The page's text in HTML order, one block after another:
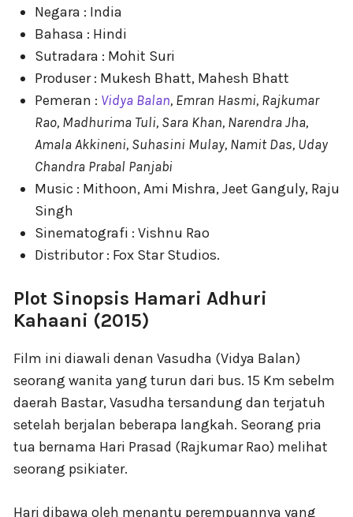
Negara : India
Bahasa : Hindi
Sutradara : Mohit Suri
Produser : Mukesh Bhatt, Mahesh Bhatt
Pemeran : Vidya Balan, Emran Hasmi, Rajkumar
Rao, Madhurima Tuli, Sara Khan, Narendra Jha,
Amala Akkineni, Suhasini Mulay, Namit Das, Uday
Chandra Prabal Panjabi
Music : Mithoon, Ami Mishra, Jeet Ganguly, Raju
Singh
Sinematografi : Vishnu Rao
Distributor : Fox Star Studios.
Plot Sinopsis Hamari Adhuri
Kahaani (2015)
Film ini diawali denan Vasudha (Vidya Balan)
seorang wanita yang turun dari bus. 15 Km sebelm
daerah Bastar, Vasudha tersandung dan terjatuh
setelah berjalan beberapa langkah. Seorang pria
tua bernama Hari Prasad (Rajkumar Rao) melihat
seorang psikiater.
Hari dibawa oleh menantu perempuannya yang